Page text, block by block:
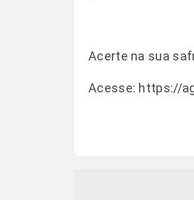
Acerte na sua
Acesse: https://